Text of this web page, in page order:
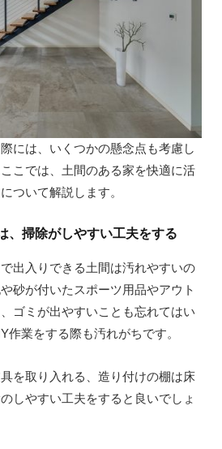
には、いくつかの懸念点も考慮し
こでは、土間のある家を快適に活
ついて解説します。
、掃除がしやすい工夫をする
出入りできる土間は汚れやすいの
砂が付いたスポーツ用品やアウト
ゴミが出やすいことも忘れてはい
作業をする際も汚れがちです。
を取り入れる、造り付けの棚は床
しやすい工夫をすると良いでしょ